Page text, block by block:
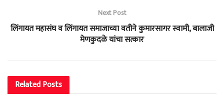
Next Post
लिंगायत महासंघ व लिंगायत समाजाच्या वतीने कुमारसागर स्वामी, बालाजी
मेणकुदळे यांचा सत्कार
RelatedPosts